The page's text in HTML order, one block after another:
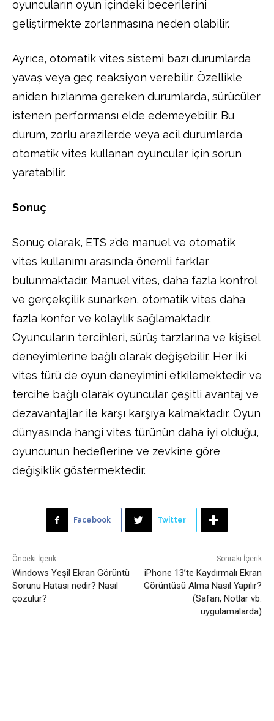
oyuncuların oyun içindeki becerilerini
geliştirmekte zorlanmasına neden olabilir.
Ayrıca, otomatik vites sistemi bazı durumlarda
yavaş veya geç reaksiyon verebilir. Özellikle
aniden hızlanma gereken durumlarda, sürücüler
istenen performansı elde edemeyebilir. Bu
durum, zorlu arazilerde veya acil durumlarda
otomatik vites kullanan oyuncular için sorun
yaratabilir.
Sonuç
Sonuç olarak, ETS 2’de manuel ve otomatik
vites kullanımı arasında önemli farklar
bulunmaktadır. Manuel vites, daha fazla kontrol
ve gerçekçilik sunarken, otomatik vites daha
fazla konfor ve kolaylık sağlamaktadır.
Oyuncuların tercihleri, sürüş tarzlarına ve kişisel
deneyimlerine bağlı olarak değişebilir. Her iki
vites türü de oyun deneyimini etkilemektedir ve
tercihe bağlı olarak oyuncular çeşitli avantaj ve
dezavantajlar ile karşı karşıya kalmaktadır. Oyun
dünyasında hangi vites türünün daha iyi olduğu,
oyuncunun hedeflerine ve zevkine göre
değişiklik göstermektedir.
Facebook Twitter
Önceki İçerik
Windows Yeşil Ekran Görüntü
Sorunu Hatası nedir? Nasıl
çözülür?
Sonraki İçerik
iPhone 13’te Kaydırmalı Ekran
Görüntüsü Alma Nasıl Yapılır?
(Safari, Notlar vb.
uygulamalarda)